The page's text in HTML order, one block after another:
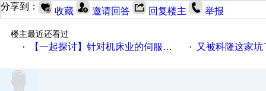
分享到： 收藏 邀请回答 回复楼主 举报
楼主最近还看过
·
【一起探讨】针对机床业的伺服系统发展，您的期望是什么？ · 又被科隆这家坑